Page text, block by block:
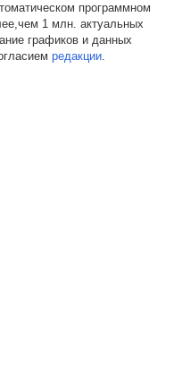
программном
1 млн. актуальных
графиков и данных
редакции.